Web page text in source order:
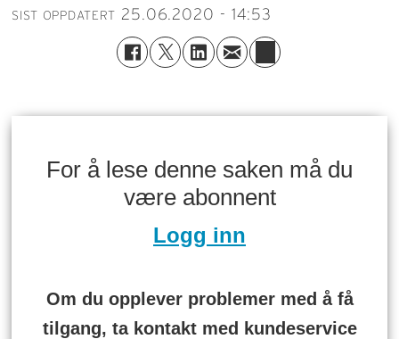
SIST OPPDATERT 25.06.2020 - 14:53
For å lese denne saken må du
være abonnent
Logg inn
Om du opplever problemer med å få
tilgang, ta kontakt med kundeservice